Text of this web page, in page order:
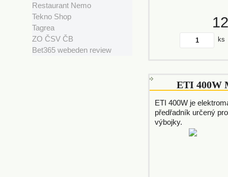
Restaurant Nemo
Tekno Shop
Tagrea
ZO ČSV ČB
Bet365 webeden review
ks
ETI 400W
ETI 400W je
předřadník určený
výbojky.